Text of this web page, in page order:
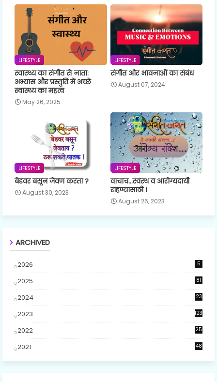
LIFESTYLE
स्वास्थ्य का संगीत से नाता:
अभ्यास और प्रस्तुति में अच्छे
स्वास्थ्य का महत्व
May 26, 2025
LIFESTYLE
संगीत और भावनाओं का संबंध
August 07, 2024
LIFESTYLE
बेडवर बसून जेवण करता ?
August 30, 2023
LIFESTYLE
वाचाच...स्वस्थ व आरोग्यदायी
राहण्यासाठी !
August 26, 2023
ARCHIVED
2026 5
2025 81
2024
23
2023 123
2022 25
2021 48